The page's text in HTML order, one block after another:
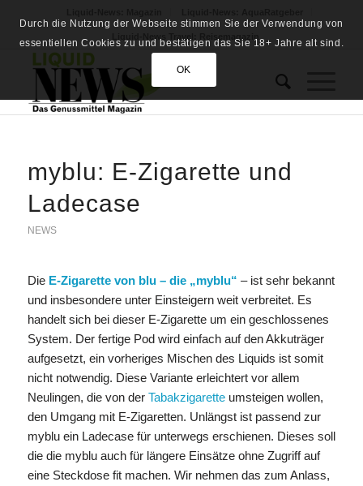
myblu: E-Zigarette und
Ladecase
NEWS
Die E-Zigarette von blu – die „myblu“ – ist sehr bekannt
und insbesondere unter Einsteigern weit verbreitet. Es
handelt sich bei dieser E-Zigarette um ein geschlossenes
System. Der fertige Pod wird einfach auf den Akkuträger
aufgesetzt, ein vorheriges Mischen des Liquids ist somit
nicht notwendig. Diese Variante erleichtert vor allem
Neulingen, die von der Tabakzigaretteumsteigen wollen,
den Umgang mit E-Zigaretten. Unlängst ist passend zur
myblu ein Ladecase für unterwegs erschienen. Dieses soll
die die myblu auch für längere Einsätze ohne Zugriff auf
eine Steckdose fit machen. Wir nehmen das zum Anlass,
Durch die Nutzung der Webseite stimmen Sie der Verwendung von
essentiellen Cookies zu und bestätigen das Sie 18+ Jahre alt sind.
OK